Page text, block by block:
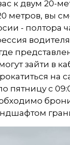
к двум 20-
метров, вы
- полтора
зайти в
на
пятницу с